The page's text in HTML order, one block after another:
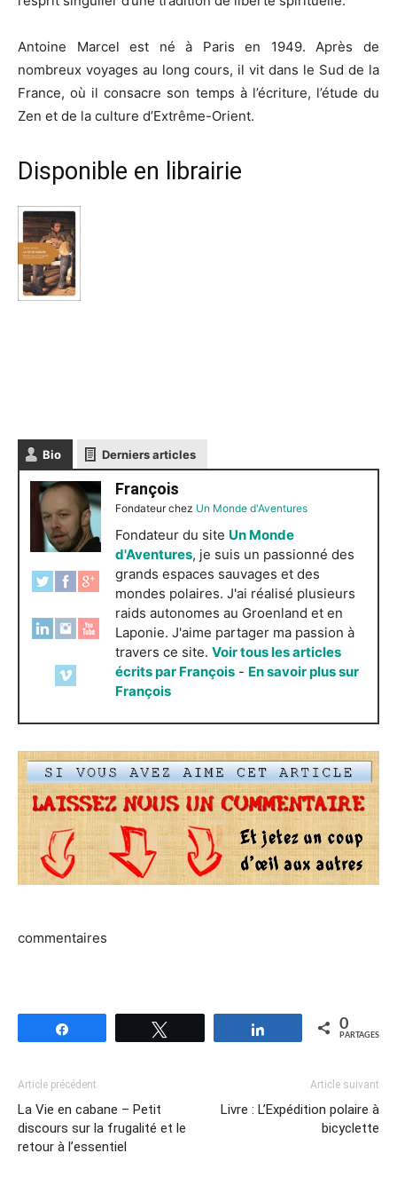
Antoine Marcel est né à Paris en 1949. Après de
nombreux voyages au long cours, il vit dans le Sud de la
France, où il consacre son temps à l’écriture, l’étude du
Zen et de la culture d’Extrême-Orient.
Disponible en librairie
Bio Derniers articles
François
Fondateurchez Un Monde d'Aventures
Fondateur du site Un Monde
d'Aventures, je suis un passionné des
grands espaces sauvages et des
mondes polaires. J'ai réalisé plusieurs
raids autonomes au Groenland et en
Laponie. J'aime partager ma passion à
travers ce site. Voir tous les articles
écrits par François - En savoir plus sur
François
commentaires
Partagez 0
PARTAGES
Article précédent
La Vie en cabane – Petit
discours sur la frugalité et le
retour à l’essentiel
Article suivant
Livre : L’Expédition polaire à
bicyclette